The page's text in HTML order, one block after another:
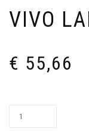
VIVO
€ 55,66